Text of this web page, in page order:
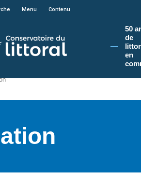
sur le site du Conservatoire du littoral, vous
Menu Contenu
50
de
en